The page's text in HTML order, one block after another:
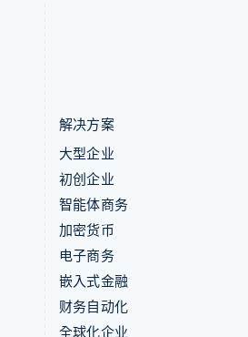
解决方案
大型企业
初创企业
智能体商务
加密货币
电子商务
嵌入式金融
财务自动化
全球化企业